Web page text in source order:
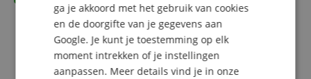
ga je akkoord met het gebruik van cookies
en de doorgifte van je gegevens aan
Google. Je kunt je toestemming op elk
moment intrekken of je instellingen
aanpassen. Meer details vind je in onze